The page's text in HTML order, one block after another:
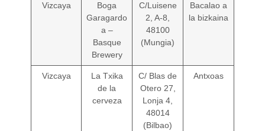
Vizcaya
Boga
Garagardo
a –
Basque
Brewery
C/Luisene
2, A-8,
48100
(Mungia)
Bacalao a
la bizkaina
Vizcaya
La Txika
de la
cerveza
C/ Blas de
Otero 27,
Lonja 4,
48014
(Bilbao)
Antxoas